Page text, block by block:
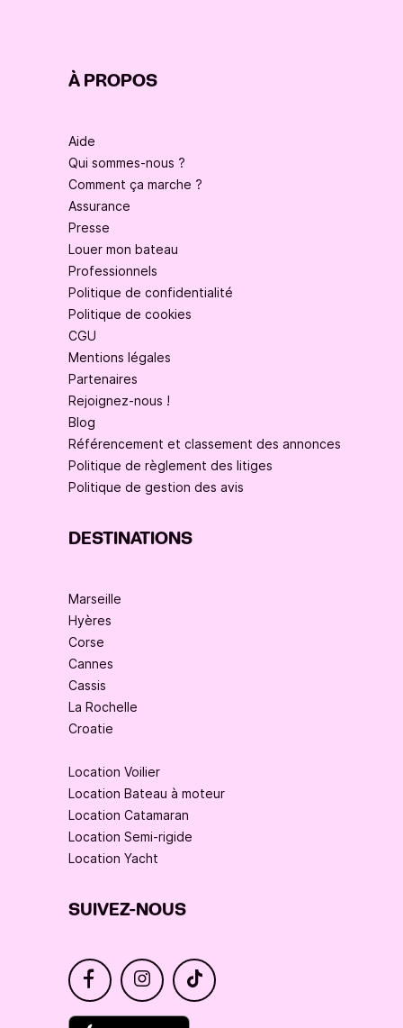
À PROPOS
Aide
Qui sommes-nous ?
Comment ça marche ?
Assurance
Presse
Louer mon bateau
Professionnels
Politique de confidentialité
Politique de cookies
CGU
Mentions légales
Partenaires
Rejoignez-nous !
Blog
Référencement et classement des annonces
Politique de règlement des litiges
Politique de gestion des avis
DESTINATIONS
Marseille
Hyères
Corse
Cannes
Cassis
La Rochelle
Croatie
Location Voilier
Location Bateau à moteur
Location Catamaran
Location Semi-rigide
Location Yacht
SUIVEZ-NOUS